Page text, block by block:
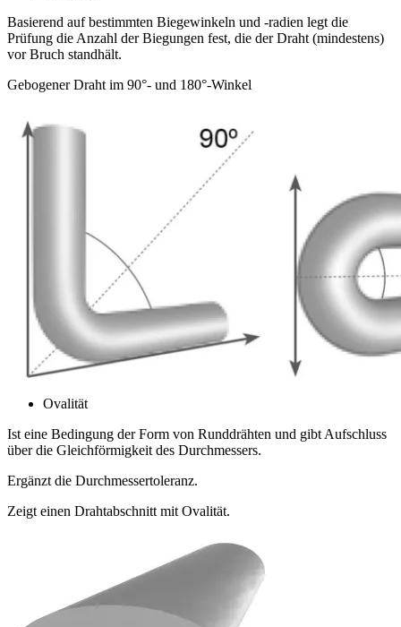
Basierend auf bestimmten Biegewinkeln und -radien legt die
Prüfung die Anzahl der Biegungen fest, die der Draht (mindestens)
vor Bruch standhält.
Gebogener Draht im 90°- und 180°-Winkel
Ovalität
Ist eine Bedingung der Form von Runddrähten und gibt Aufschluss
über die Gleichförmigkeit des Durchmessers.
Ergänzt die Durchmessertoleranz.
Zeigt einen Drahtabschnitt mit Ovalität.